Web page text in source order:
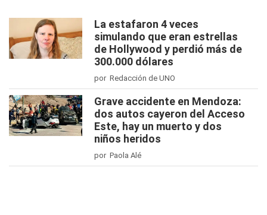
La estafaron 4 veces
simulando que eran estrellas
de Hollywood y perdió más de
300.000 dólares
por Redacción de UNO
Grave accidente en Mendoza:
dos autos cayeron del Acceso
Este, hay un muerto y dos
niños heridos
por Paola Alé